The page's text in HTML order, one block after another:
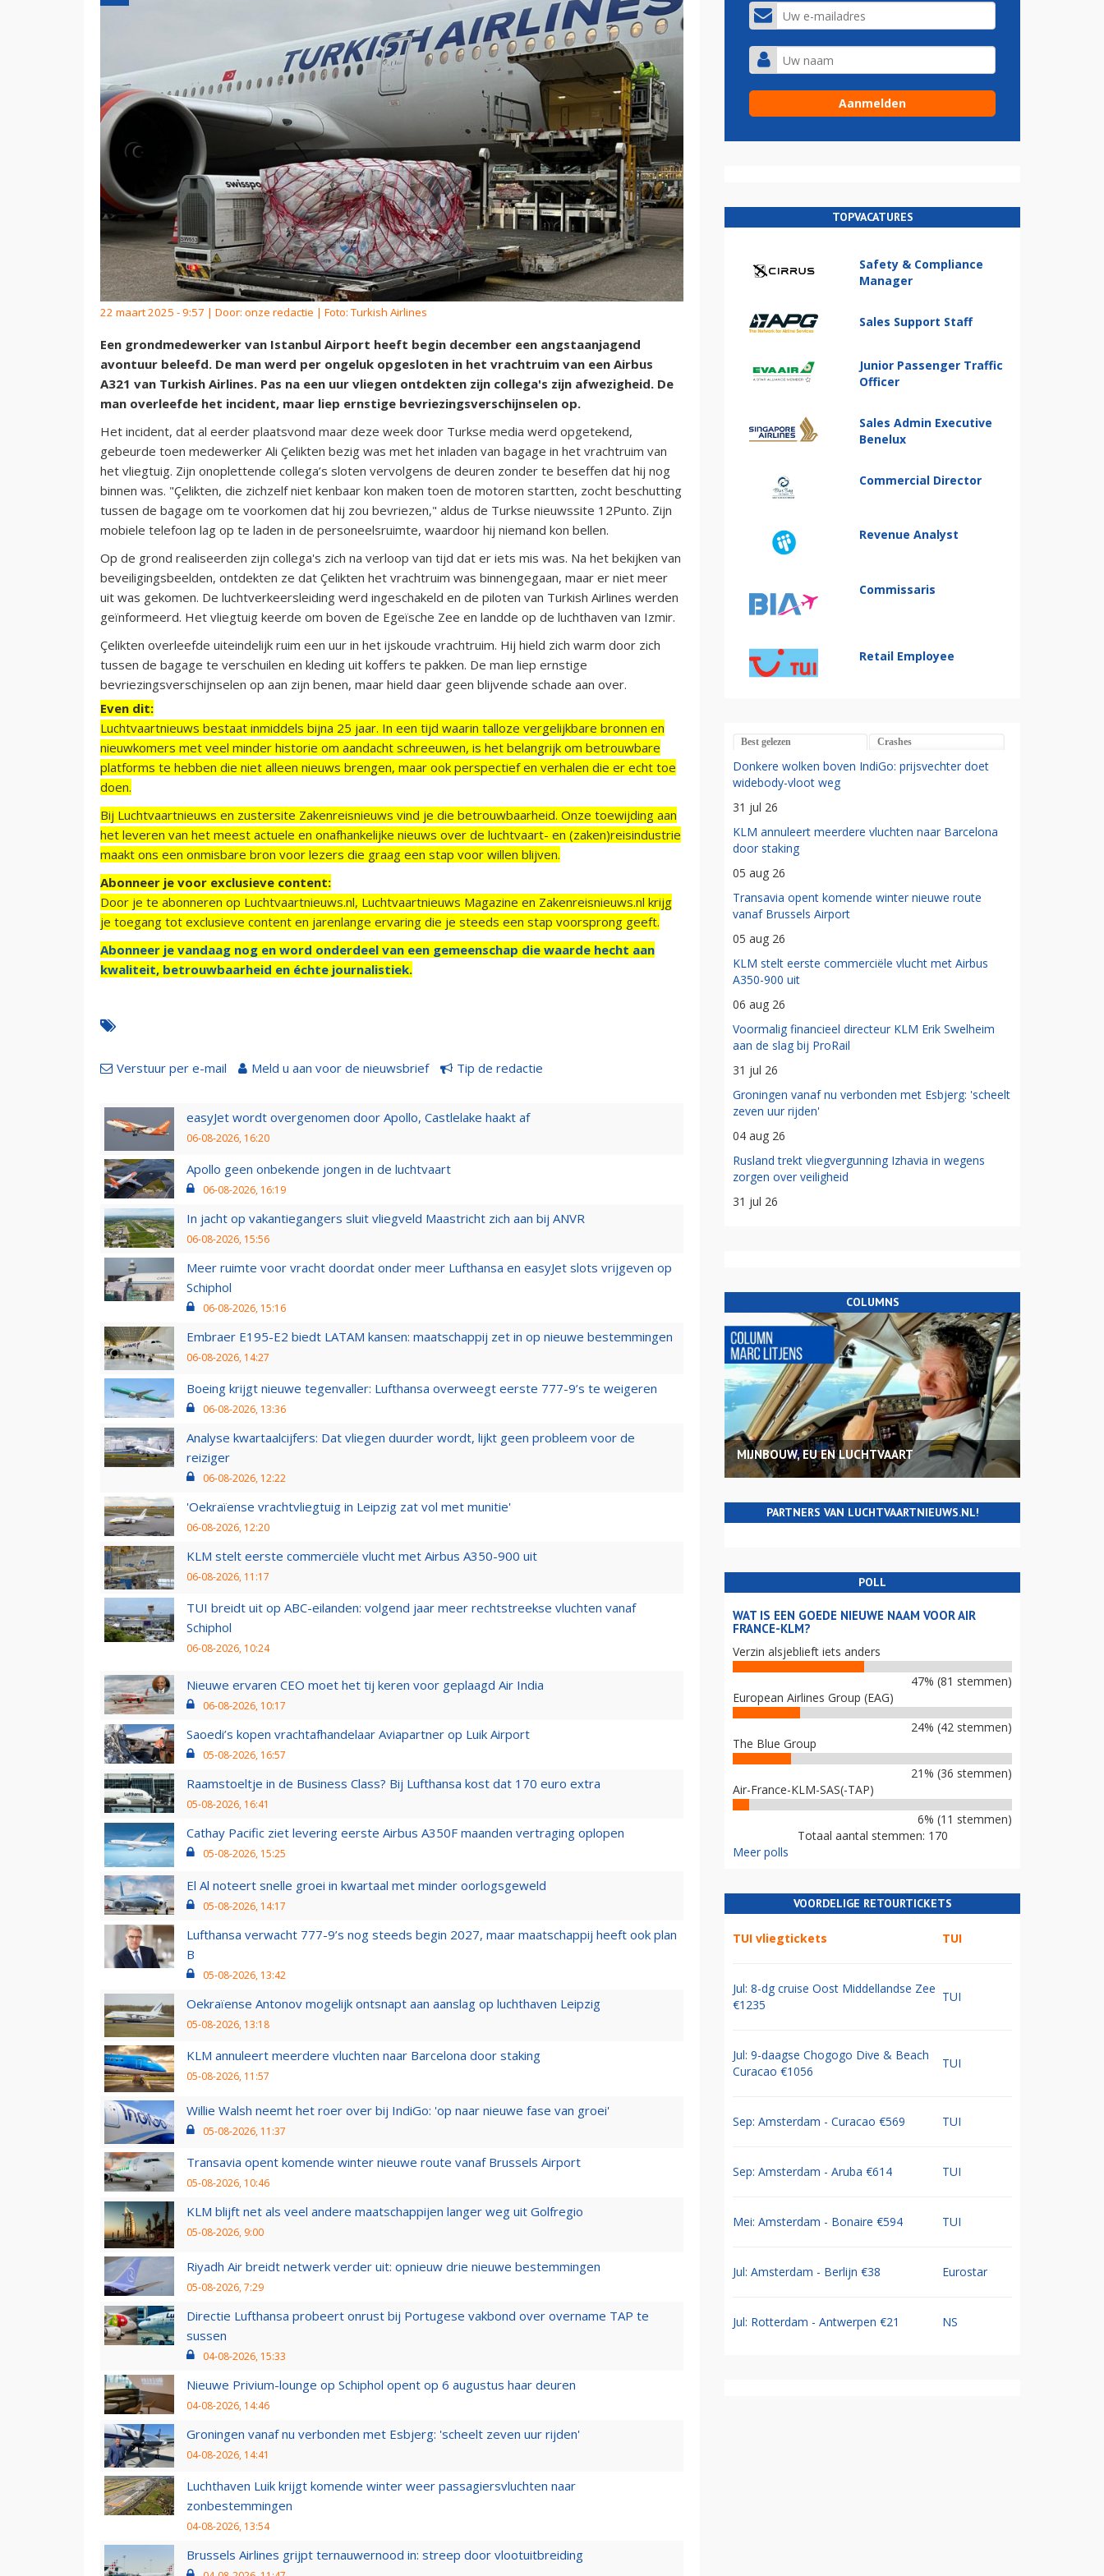
22 maart 2025 - 9:57 | Door: onze redactie | Foto: Turkish Airlines
Een grondmedewerker van Istanbul Airport heeft begin december een angstaanjagend
avontuur beleefd. De man werd per ongeluk opgesloten in het vrachtruim van een Airbus
A321 van Turkish Airlines. Pas na een uur vliegen ontdekten zijn collega's zijn afwezigheid. De
man overleefde het incident, maar liep ernstige bevriezingsverschijnselen op.
Het incident, dat al eerder plaatsvond maar deze week door Turkse media werd opgetekend,
gebeurde toen medewerker Ali Çelikten bezig was met het inladen van bagage in het vrachtruim van
het vliegtuig. Zijn onoplettende collega’s sloten vervolgens de deuren zonder te beseffen dat hij nog
binnen was. "Çelikten, die zichzelf niet kenbaar kon maken toen de motoren startten, zocht beschutting
tussen de bagage om te voorkomen dat hij zou bevriezen," aldus de Turkse nieuwssite 12Punto. Zijn
mobiele telefoon lag op te laden in de personeelsruimte, waardoor hij niemand kon bellen.
Op de grond realiseerden zijn collega's zich na verloop van tijd dat er iets mis was. Na het bekijken van
beveiligingsbeelden, ontdekten ze dat Çelikten het vrachtruim was binnengegaan, maar er niet meer
uit was gekomen. De luchtverkeersleiding werd ingeschakeld en de piloten van Turkish Airlines werden
geïnformeerd. Het vliegtuig keerde om boven de Egeïsche Zee en landde op de luchthaven van Izmir.
Çelikten overleefde uiteindelijk ruim een uur in het ijskoude vrachtruim. Hij hield zich warm door zich
tussen de bagage te verschuilen en kleding uit koffers te pakken. De man liep ernstige
bevriezingsverschijnselen op aan zijn benen, maar hield daar geen blijvende schade aan over.
Even dit:
Luchtvaartnieuws bestaat inmiddels bijna 25 jaar. In een tijd waarin talloze vergelijkbare bronnen en
nieuwkomers met veel minder historie om aandacht schreeuwen, is het belangrijk om betrouwbare
platforms te hebben die niet alleen nieuws brengen, maar ook perspectief en verhalen die er echt toe
doen.
Bij Luchtvaartnieuws en zustersite Zakenreisnieuws vind je die betrouwbaarheid. Onze toewijding aan
het leveren van het meest actuele en onafhankelijke nieuws over de luchtvaart- en (zaken)reisindustrie
maakt ons een onmisbare bron voor lezers die graag een stap voor willen blijven.
Abonneer je voor exclusieve content:
Door je te abonneren op Luchtvaartnieuws.nl, Luchtvaartnieuws Magazine en Zakenreisnieuws.nl krijg
je toegang tot exclusieve content en jarenlange ervaring die je steeds een stap voorsprong geeft.
Abonneer je vandaag nog en word onderdeel van een gemeenschap die waarde hecht aan
kwaliteit, betrouwbaarheid en échte journalistiek.
Verstuur per e-mail Meld u aan voor de nieuwsbrief Tip de redactie
easyJet wordt overgenomen door Apollo, Castlelake haakt af
06-08-2026, 16:20
Apollo geen onbekende jongen in de luchtvaart
06-08-2026, 16:19
In jacht op vakantiegangers sluit vliegveld Maastricht zich aan bij ANVR
06-08-2026, 15:56
Meer ruimte voor vracht doordat onder meer Lufthansa en easyJet slots vrijgeven op
Schiphol
06-08-2026, 15:16
Embraer E195-E2 biedt LATAM kansen: maatschappij zet in op nieuwe bestemmingen
06-08-2026, 14:27
Boeing krijgt nieuwe tegenvaller: Lufthansa overweegt eerste 777-9’s te weigeren
06-08-2026, 13:36
Analyse kwartaalcijfers: Dat vliegen duurder wordt, lijkt geen probleem voor de
reiziger
06-08-2026, 12:22
'Oekraïense vrachtvliegtuig in Leipzig zat vol met munitie'
06-08-2026, 12:20
KLM stelt eerste commerciële vlucht met Airbus A350-900 uit
06-08-2026, 11:17
TUI breidt uit op ABC-eilanden: volgend jaar meer rechtstreekse vluchten vanaf
Schiphol
06-08-2026, 10:24
Nieuwe ervaren CEO moet het tij keren voor geplaagd Air India
06-08-2026, 10:17
Saoedi’s kopen vrachtafhandelaar Aviapartner op Luik Airport
05-08-2026, 16:57
Raamstoeltje in de Business Class? Bij Lufthansa kost dat 170 euro extra
05-08-2026, 16:41
Cathay Pacific ziet levering eerste Airbus A350F maanden vertraging oplopen
05-08-2026, 15:25
El Al noteert snelle groei in kwartaal met minder oorlogsgeweld
05-08-2026, 14:17
Lufthansa verwacht 777-9’s nog steeds begin 2027, maar maatschappij heeft ook plan
B
05-08-2026, 13:42
Oekraïense Antonov mogelijk ontsnapt aan aanslag op luchthaven Leipzig
05-08-2026, 13:18
KLM annuleert meerdere vluchten naar Barcelona door staking
05-08-2026, 11:57
Willie Walsh neemt het roer over bij IndiGo: 'op naar nieuwe fase van groei'
05-08-2026, 11:37
Transavia opent komende winter nieuwe route vanaf Brussels Airport
05-08-2026, 10:46
KLM blijft net als veel andere maatschappijen langer weg uit Golfregio
05-08-2026, 9:00
Riyadh Air breidt netwerk verder uit: opnieuw drie nieuwe bestemmingen
05-08-2026, 7:29
Directie Lufthansa probeert onrust bij Portugese vakbond over overname TAP te
sussen
04-08-2026, 15:33
Nieuwe Privium-lounge op Schiphol opent op 6 augustus haar deuren
04-08-2026, 14:46
Groningen vanaf nu verbonden met Esbjerg: 'scheelt zeven uur rijden'
04-08-2026, 14:41
Luchthaven Luik krijgt komende winter weer passagiersvluchten naar
zonbestemmingen
04-08-2026, 13:54
Brussels Airlines grijpt ternauwernood in: streep door vlootuitbreiding
TOPVACATURES
Safety & Compliance
Manager
Sales Support Staff
Junior Passenger Traffic
Officer
Sales Admin Executive
Benelux
Commercial Director
Revenue Analyst
Commissaris
Retail Employee
Best gelezen Crashes
Donkere wolken boven IndiGo: prijsvechter doet
widebody-vloot weg
31 jul 26
KLM annuleert meerdere vluchten naar Barcelona
door staking
05 aug 26
Transavia opent komende winter nieuwe route
vanaf Brussels Airport
05 aug 26
KLM stelt eerste commerciële vlucht met Airbus
A350-900 uit
06 aug 26
Voormalig financieel directeur KLM Erik Swelheim
aan de slag bij ProRail
31 jul 26
Groningen vanaf nu verbonden met Esbjerg: 'scheelt
zeven uur rijden'
04 aug 26
Rusland trekt vliegvergunning Izhavia in wegens
zorgen over veiligheid
31 jul 26
COLUMNS
MIJNBOUW, EU EN LUCHTVAART
PARTNERS VAN LUCHTVAARTNIEUWS.NL!
POLL
WAT IS EEN GOEDE NIEUWE NAAM VOOR AIR
FRANCE-KLM?
Verzin alsjeblieft iets anders
47% (81 stemmen)
European Airlines Group (EAG)
24% (42 stemmen)
The Blue Group
21% (36 stemmen)
Air-France-KLM-SAS(-TAP)
6% (11 stemmen)
Totaal aantal stemmen: 170
Meer polls
VOORDELIGE RETOURTICKETS
TUI vliegtickets TUI
Jul: 8-dg cruise Oost Middellandse Zee
€1235
TUI
Jul: 9-daagse Chogogo Dive & Beach
Curacao €1056
TUI
Sep: Amsterdam - Curacao €569 TUI
Sep: Amsterdam - Aruba €614 TUI
Mei: Amsterdam - Bonaire €594 TUI
Jul: Amsterdam - Berlijn €38 Eurostar
Jul: Rotterdam - Antwerpen €21 NS